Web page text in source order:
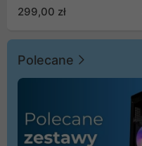
299,00 zł
Polecane